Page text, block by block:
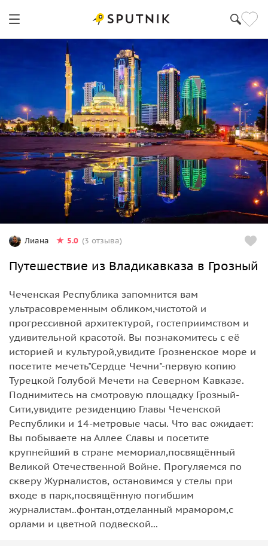
Лиана 5.0 (3 отзыва)
Путешествие из Владикавказа в Грозный
Чеченская Республика запомнится вам
ультрасовременным обликом,чистотой и
прогрессивной архитектурой, гостеприимством и
удивительной красотой. Вы познакомитесь с её
историей и культурой,увидите Грозненское море и
посетите мечеть"Сердце Чечни"-первую копию
Турецкой Голубой Мечети на Северном Кавказе.
Поднимитесь на смотровую площадку Грозный-
Сити,увидите резиденцию Главы Чеченской
Республики и 14-метровые часы. Что вас ожидает:
Вы побываете на Аллее Славы и посетите
крупнейший в стране мемориал,посвящённый
Великой Отечественной Войне. Прогуляемся по
скверу Журналистов, остановимся у стелы при
входе в парк,посвящённую погибшим
журналистам..фонтан,отделанный мрамором,с
орлами и цветной подвеской...